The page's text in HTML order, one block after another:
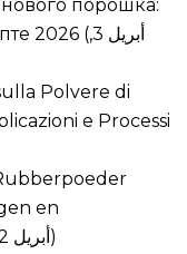
порошка:
2026 (أبريل 3,
Polvere di
e Processi
en
(أبريل 2, 2025)